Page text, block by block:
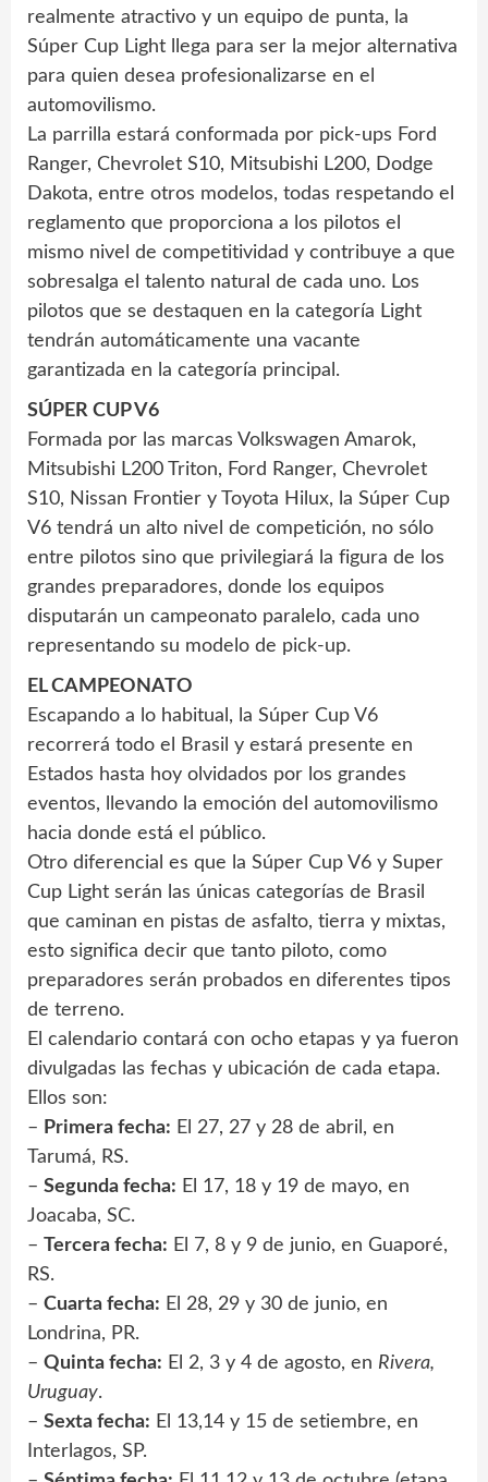
realmente atractivo y un equipo de punta, la
Súper Cup Light llega para ser la mejor alternativa
para quien desea profesionalizarse en el
automovilismo.
La parrilla estará conformada por pick-ups Ford
Ranger, Chevrolet S10, Mitsubishi L200, Dodge
Dakota, entre otros modelos, todas respetando el
reglamento que proporciona a los pilotos el
mismo nivel de competitividad y contribuye a que
sobresalga el talento natural de cada uno. Los
pilotos que se destaquen en la categoría Light
tendrán automáticamente una vacante
garantizada en la categoría principal.
SÚPER CUP V6
Formada por las marcas Volkswagen Amarok,
Mitsubishi L200 Triton, Ford Ranger, Chevrolet
S10, Nissan Frontier y Toyota Hilux, la Súper Cup
V6 tendrá un alto nivel de competición, no sólo
entre pilotos sino que privilegiará la figura de los
grandes preparadores, donde los equipos
disputarán un campeonato paralelo, cada uno
representando su modelo de pick-up.
EL CAMPEONATO
Escapando a lo habitual, la Súper Cup V6
recorrerá todo el Brasil y estará presente en
Estados hasta hoy olvidados por los grandes
eventos, llevando la emoción del automovilismo
hacia donde está el público.
Otro diferencial es que la Súper Cup V6 y Super
Cup Light serán las únicas categorías de Brasil
que caminan en pistas de asfalto, tierra y mixtas,
esto significa decir que tanto piloto, como
preparadores serán probados en diferentes tipos
de terreno.
El calendario contará con ocho etapas y ya fueron
divulgadas las fechas y ubicación de cada etapa.
Ellos son:
– Primera fecha: El 27, 27 y 28 de abril, en
Tarumá, RS.
– Segunda fecha: El 17, 18 y 19 de mayo, en
Joacaba, SC.
– Tercera fecha: El 7, 8 y 9 de junio, en Guaporé,
RS.
– Cuarta fecha: El 28, 29 y 30 de junio, en
Londrina, PR.
– Quinta fecha: El 2, 3 y 4 de agosto, en Rivera,
Uruguay.
– Sexta fecha: El 13,14 y 15 de setiembre, en
Interlagos, SP.